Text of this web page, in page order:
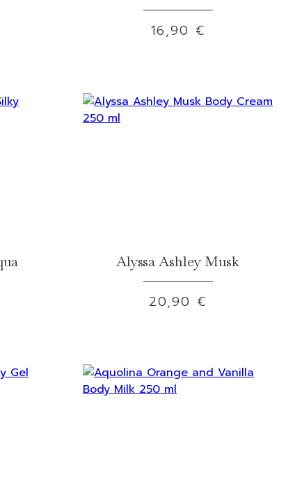
16,90 €
Alyssa Ashley Musk
20,90 €